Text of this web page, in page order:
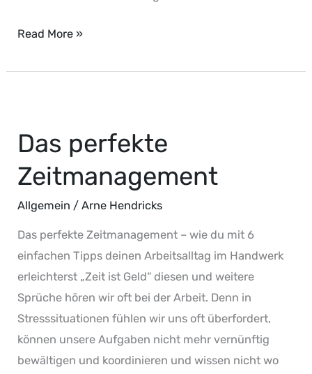
Read More »
Das perfekte
Zeitmanagement
Allgemein /Arne Hendricks
Das perfekte Zeitmanagement – wie du mit 6
einfachen Tipps deinen Arbeitsalltag im Handwerk
erleichterst „Zeit ist Geld“ diesen und weitere
Sprüche hören wir oft bei der Arbeit. Denn in
Stresssituationen fühlen wir uns oft überfordert,
können unsere Aufgaben nicht mehr vernünftig
bewältigen und koordinieren und wissen nicht wo
Zeitmanagement